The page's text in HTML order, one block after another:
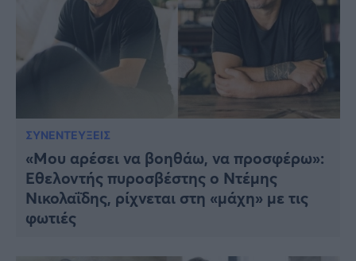
ΣΥΝΕΝΤΕΥΞΕΙΣ
«Μου αρέσει να βοηθάω, να προσφέρω»:
Εθελοντής πυροσβέστης ο Ντέμης
Νικολαΐδης, ρίχνεται στη «μάχη» με τις
φωτιές